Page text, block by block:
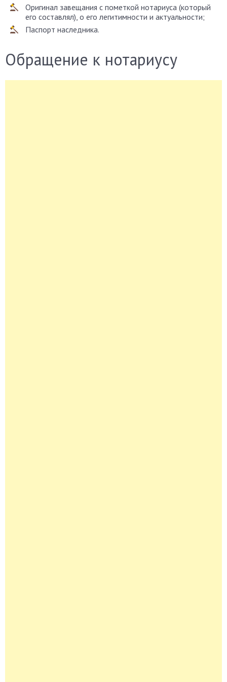
Оригинал завещания с пометкой нотариуса (который
его составлял), о его легитимности и актуальности;
Паспорт наследника.
Обращение к нотариусу